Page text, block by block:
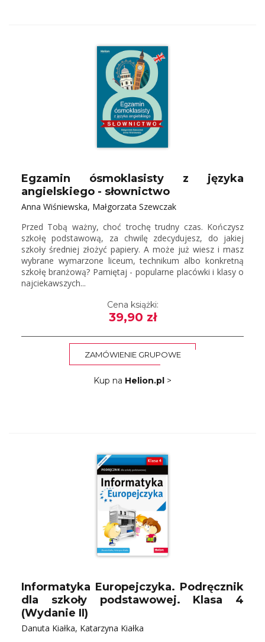
Egzamin ósmoklasisty z języka
angielskiego - słownictwo
Anna Wiśniewska, Małgorzata Szewczak
Przed Tobą ważny, choć trochę trudny czas. Kończysz
szkołę podstawową, za chwilę zdecydujesz, do jakiej
szkoły średniej złożyć papiery. A może już wiesz i masz
wybrane wymarzone liceum, technikum albo konkretną
szkołę branżową? Pamiętaj - popularne placówki i klasy o
najciekawszych...
Cena książki:
39,90 zł
ZAMÓWIENIE GRUPOWE
Kup na Helion.pl >
Informatyka Europejczyka. Podręcznik
dla szkoły podstawowej. Klasa 4
(Wydanie II)
Danuta Kiałka, Katarzyna Kiałka